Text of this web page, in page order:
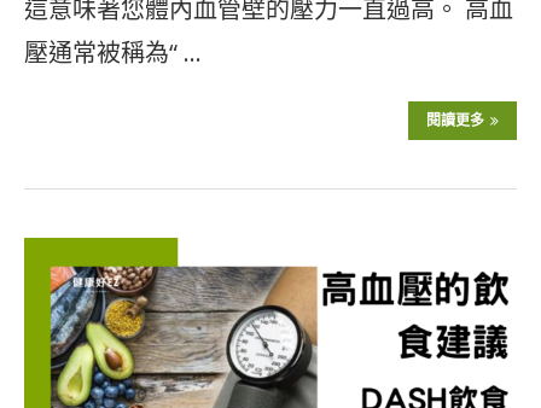
這意味著您體內血管壁的壓力一直過高。 高血
壓通常被稱為“ …
閱讀更多